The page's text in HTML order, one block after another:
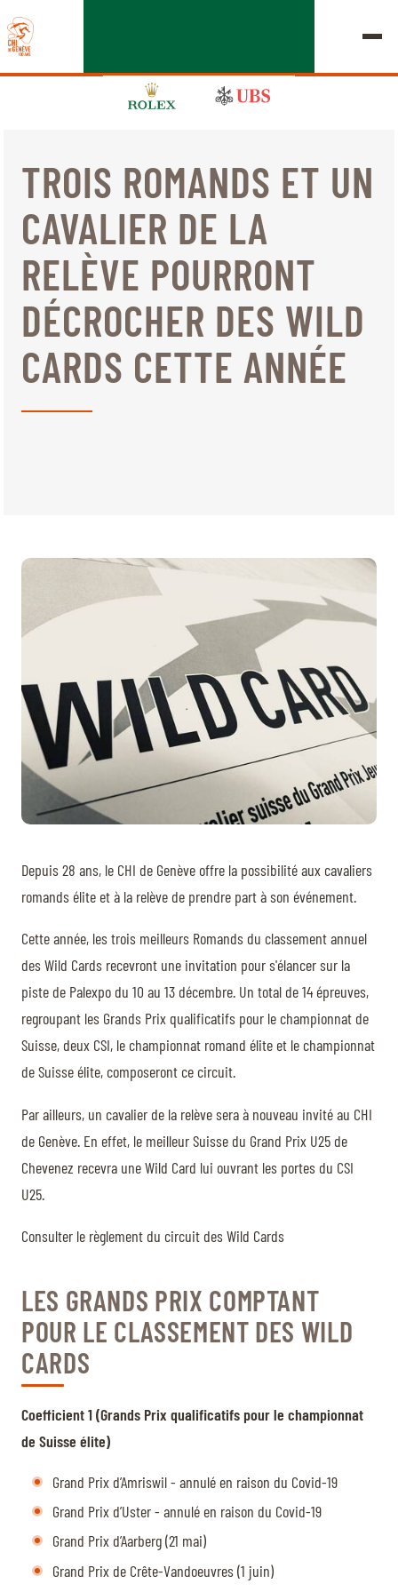
ÉDITION 2026
LE CHIG
MULTIMÉDIA
LIENS RAPIDES
ACCUEIL
EXPOSANTS
DÉPARTS & RÉSULTATS
ROLEX GRAND SLAM
Jeudi, 17 Septembre 2026
TROIS ROMANDS ET UN
CAVALIER DE LA
RELÈVE POURRONT
DÉCROCHER DES WILD
CARDS CETTE ANNÉE
Depuis 28 ans, le CHI de Genève offre la possibilité aux cavaliers
romands élite et à la relève de prendre part à son événement.
Cette année, les trois meilleurs Romands du classement annuel
des Wild Cards recevront une invitation pour s'élancer sur la
piste de Palexpo du 10 au 13 décembre. Un total de 14 épreuves,
regroupant les Grands Prix qualificatifs pour le championnat de
Suisse, deux CSI, le championnat romand élite et le championnat
de Suisse élite, composeront ce circuit.
Par ailleurs, un cavalier de la relève sera à nouveau invité au CHI
de Genève. En effet, le meilleur Suisse du Grand Prix U25 de
Chevenez recevra une Wild Card lui ouvrant les portes du CSI
U25.
Consulter le règlement du circuit des Wild Cards
LES GRANDS PRIX COMPTANT
POUR LE CLASSEMENT DES WILD
CARDS
Coefficient 1 (Grands Prix qualificatifs pour le championnat
de Suisse élite)
Grand Prix d’Amriswil - annulé en raison du Covid-19
Grand Prix d’Uster - annulé en raison du Covid-19
Grand Prix d’Aarberg (21 mai)
Grand Prix de Crête-Vandoeuvres (1 juin)